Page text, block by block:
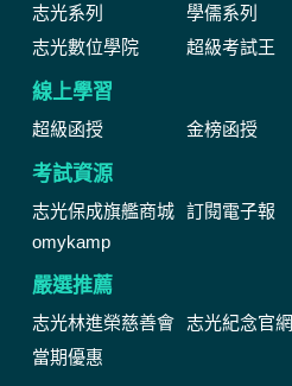
志光系列 學儒系列
志光數位學院
超級考試王
線上學習
超級函授 金榜函授
考試資源
志光保成旗艦商城 訂閱電子報
omykamp
嚴選推薦
志光林進榮慈善會 志光紀念官網
當期優惠